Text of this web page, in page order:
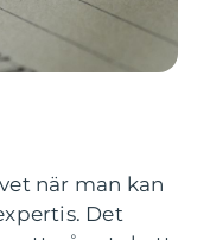
när man kan
Det